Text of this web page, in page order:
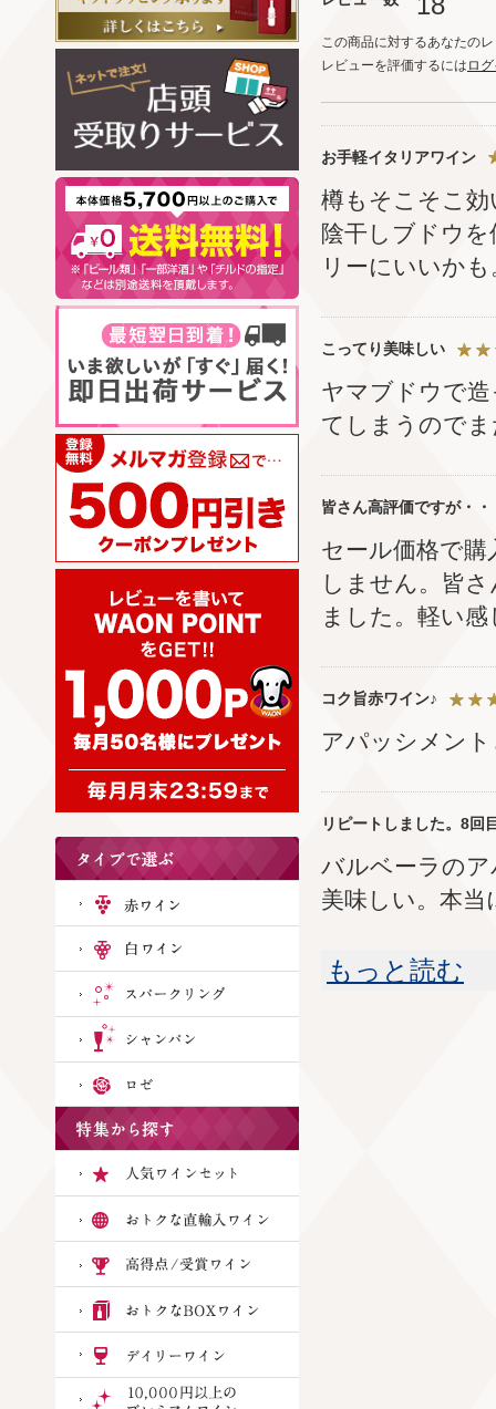
この商品に対するあなたの
レビューを評価するには ロ
お手軽イタリアワイン
樽もそこそこ
陰干しブドウ
リーにいいかも
こってり美味しい
ヤマブドウで
てしまうので
皆さん高評価ですが・・
セール価格で
しません。皆
ました。軽い
コク旨赤ワイン♪
アパッシメン
リピートしました。8回
バルベーラの
美味しい。本
もっと読む